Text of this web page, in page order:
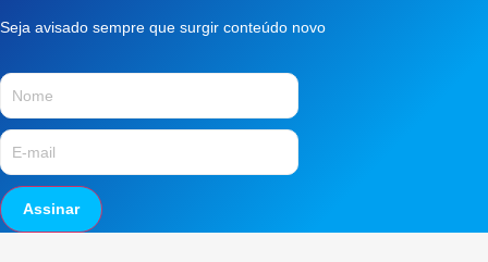
Seja avisado sempre que surgir conteúdo novo
Assinar